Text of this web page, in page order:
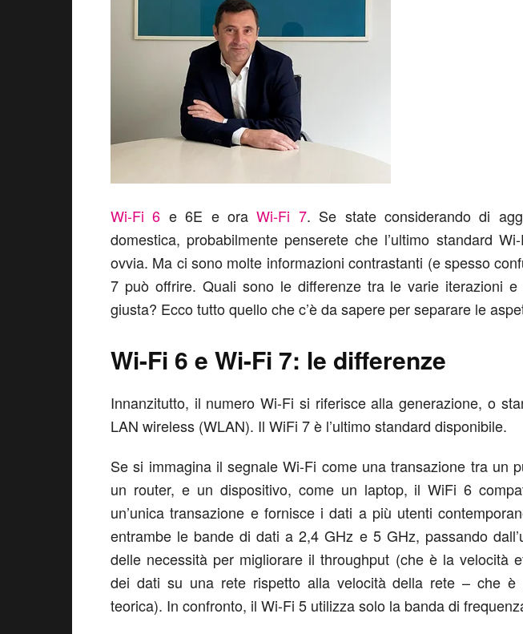
Wi-Fi 6 e 6E e oraWi-Fi 7. Se state considerando di
domestica, probabilmente penserete che l’ultimo standard
ovvia. Ma ci sono molte informazioni contrastanti (e spesso
7 può offrire. Quali sono le differenze tra le varie iterazioni e
giusta? Ecco tutto quello che c’è da sapere per separare le
Wi-Fi 6 e Wi-Fi 7: le differenze
Innanzitutto, il numero Wi-Fi si riferisce alla generazione, o
LAN wireless (WLAN). Il WiFi 7 è l’ultimo standard disponibile.
Se si immagina il segnale Wi-Fi come una transazione tra un
un router, e un dispositivo, come un laptop, il WiFi 6
un’unica transazione e fornisce i dati a più utenti
entrambe le bande di dati a 2,4 GHz e 5 GHz, passando
delle necessità per migliorare il throughput (che è la velocità
dei dati su una rete rispetto alla velocità della rete – che è
teorica). In confronto, il Wi-Fi 5 utilizza solo la banda di